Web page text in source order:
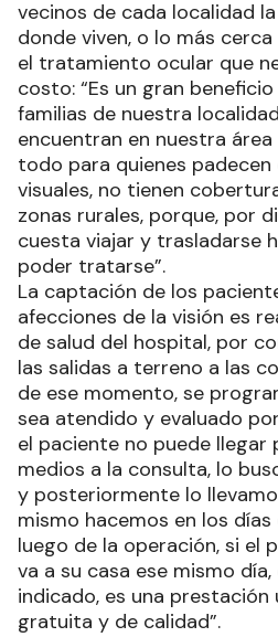
vecinos de cada localidad
donde viven, o lo más
el tratamiento ocular que
costo: “Es un gran
familias de nuestra
encuentran en nuestra
todo para quienes
visuales, no tienen
zonas rurales, porque, por
cuesta viajar y trasladarse
poder tratarse”.
La captación de los
afecciones de la visión es
de salud del hospital, por
las salidas a terreno a las
de ese momento, se
sea atendido y evaluado
el paciente no puede llegar
medios a la consulta, lo
y posteriormente lo
mismo hacemos en los
luego de la operación, si el
va a su casa ese mismo
indicado, es una prestación
gratuita y de calidad”.